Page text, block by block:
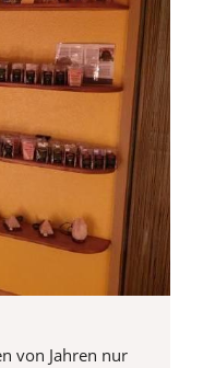
von Jahren nur